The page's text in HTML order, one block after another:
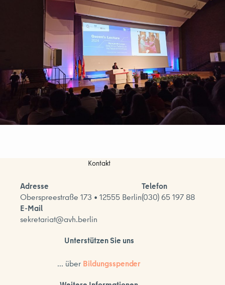
Kontakt
Adresse
Oberspreestraße 173 • 12555 Berlin
Telefon
(030) 65 197 88
E-Mail
sekretariat@avh.berlin
Unterstützen Sie uns
... über Bildungsspender